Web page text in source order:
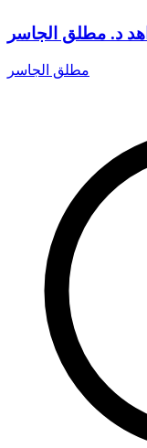
د. مطلق الجاسر
مطلق الجاسر